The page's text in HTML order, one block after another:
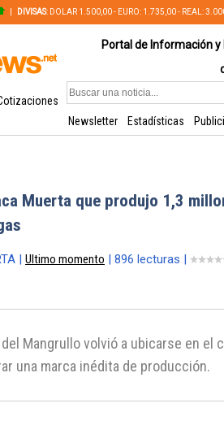
DIVISAS: DOLAR 1.500,00 - EURO: 1.735,00 - REAL:
Portal de Información
Newsletter
Estadísticas
Muerta que produjo 1,3
| Ultimo momento | 896 lecturas |
Mangrullo volvió a ubicarse en el
una marca inédita de producción.